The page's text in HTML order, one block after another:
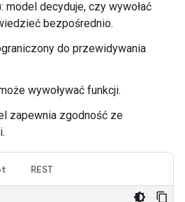
model decyduje, czy wywołać
bezpośrednio.
do przewidywania
wywoływać funkcji.
zapewnia zgodność ze
REST